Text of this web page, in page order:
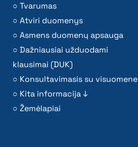
Tvarumas
Atviri duomenys
Asmens duomenų apsauga
Dažniausiai užduodami
klausimai (DUK)
Konsultavimasis su visuomene
Kita informacija ↓
Žemėlapiai